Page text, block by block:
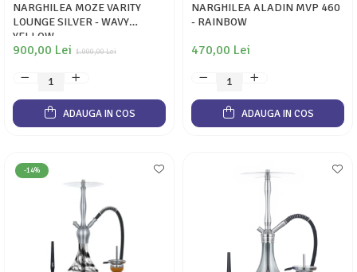
NARGHILEA MOZE VARITY
LOUNGE SILVER - WAVY
YELLOW
1.000,00 Lei
900,00 Lei
ADAUGA IN COS
NARGHILEA ALADIN MVP 460
- RAINBOW
470,00 Lei
ADAUGA IN COS
-14%